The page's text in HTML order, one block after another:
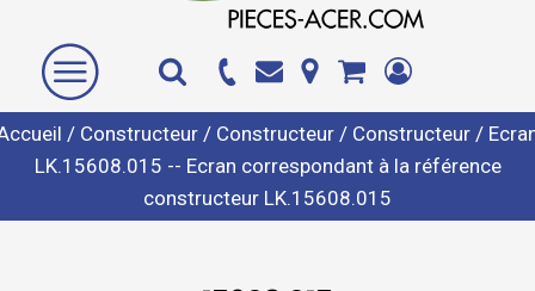
/ Constructeur / Constructeur / Constructeur /
LK.15608.015 -- Ecran correspondant à la référence
constructeur LK.15608.015